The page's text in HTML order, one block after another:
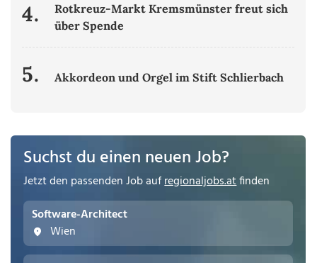
4.
Rotkreuz-Markt Kremsmünster freut sich
über Spende
5. Akkordeon und Orgel im Stift Schlierbach
Suchst du einen neuen Job?
Jetzt den passenden Job aufregionaljobs.atfinden
Software-Architect
Wien